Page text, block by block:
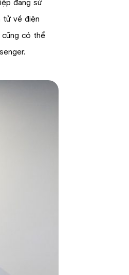
đang sử
tử về điện
cũng có thể